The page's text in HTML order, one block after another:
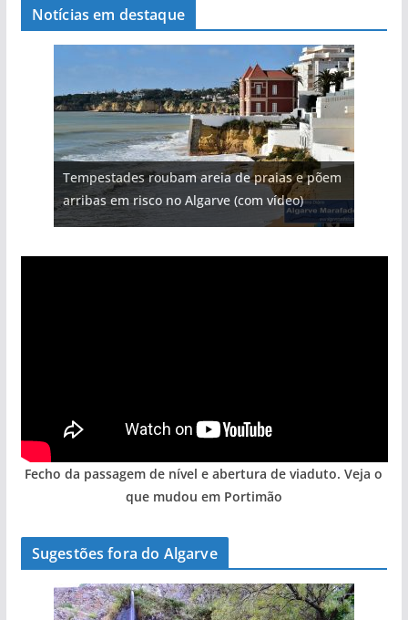
Notícias em destaque
Tempestades roubam areia de praias e põem
arribas em risco no Algarve (com vídeo)
Fecho da passagem de nível e abertura de viaduto. Veja o
que mudou em Portimão
Sugestões fora do Algarve